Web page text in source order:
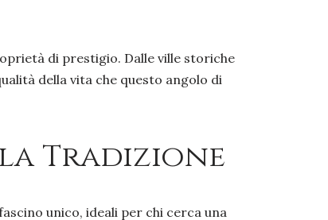
di prestigio. Dalle ville storiche
della vita che questo angolo di
Tradizione
unico, ideali per chi cerca una